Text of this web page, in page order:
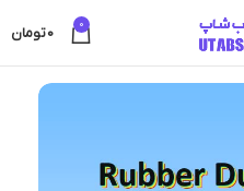
0
0تومان